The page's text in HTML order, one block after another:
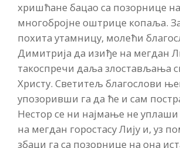
хришћане бацао са позорнице на
многобројне оштрице копаља.
похита утамницу, молећи
Димитрија да изиђе на мегдан
такоспречи даља злостављања
Христу. Светитељ благослови
упозоривши га да ће и сам
Нестор се ни најмање не уплаши
на мегдан горостасу Лију и, уз
збаци га са позорнице на она